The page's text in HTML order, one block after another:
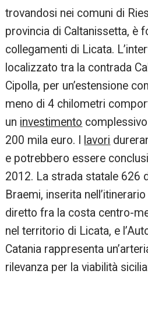
trovandosi nei comuni di
provincia di Caltanissetta, è
collegamenti di Licata.
localizzato tra la contrada
Cipolla, per un’estensione
meno di 4 chilometri
un investimento
200 mila euro. I
lavori
e potrebbero essere
2012. La strada statale 626
Braemi, inserita
diretto fra la costa centro-
nel territorio di Licata, e
Catania rappresenta
rilevanza per la viabilità